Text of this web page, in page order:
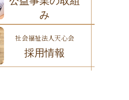
み
社会福祉法人天心会
採用情報